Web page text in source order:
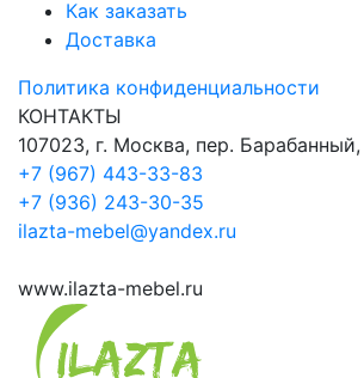
Как заказать
Доставка
Политика конфиденциальности
КОНТАКТЫ
107023, г. Москва, пер.
+7 (967) 443-33-83
+7 (936) 243-30-35
ilazta-mebel@yandex.ru
www.ilazta-mebel.ru